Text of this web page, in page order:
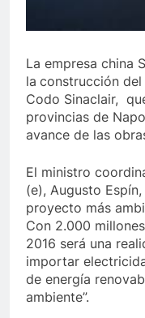
La empresa china
la construcción
Codo Sinaclair,
provincias de
avance de las
El ministro
(e), Augusto
proyecto más
Con 2.000
2016 será una
importar
de energía
ambiente”.